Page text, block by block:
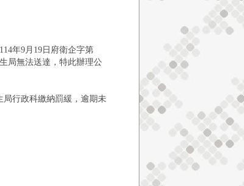
年9月19日府衛企字第
局無法送達，特此辦理公
局行政科繳納罰緩，逾期未